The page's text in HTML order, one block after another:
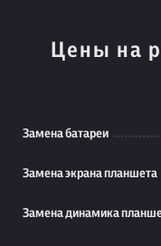
Цены на
Замена батареи
Замена экрана планшета
Замена динамика